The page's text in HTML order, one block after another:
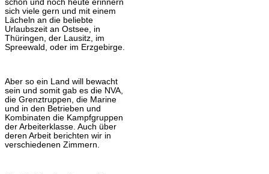
schön und noch heute erinnern
sich viele gern und mit einem
Lächeln an die beliebte
Urlaubszeit an Ostsee, in
Thüringen, der Lausitz, im
Spreewald, oder im Erzgebirge.
Aber so ein Land will bewacht
sein und somit gab es die NVA,
die Grenztruppen, die Marine
und in den Betrieben und
Kombinaten die Kampfgruppen
der Arbeiterklasse. Auch über
deren Arbeit berichten wir in
verschiedenen Zimmern.